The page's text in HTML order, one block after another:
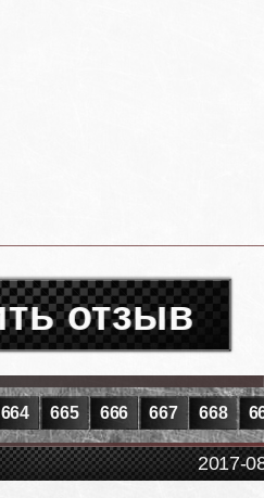
отзыв
664 665 666 667 668
2017-